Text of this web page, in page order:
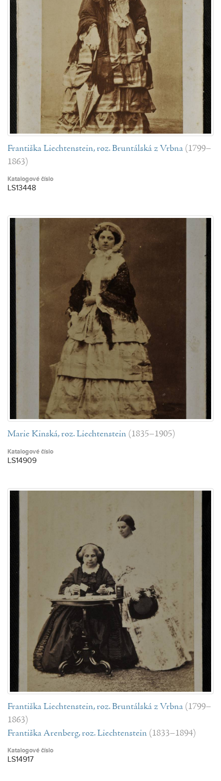
Františka Liechtenstein, roz. Bruntálská z Vrbna (1799–
1863)
Katalogové číslo
LS13448
Marie Kinská, roz. Liechtenstein (1835–1905)
Katalogové číslo
LS14909
Františka Liechtenstein, roz. Bruntálská z Vrbna (1799–
1863)
Františka Arenberg, roz. Liechtenstein (1833–1894)
Katalogové číslo
LS14917